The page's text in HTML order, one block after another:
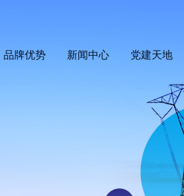
品牌优势 新闻中心 党建天地